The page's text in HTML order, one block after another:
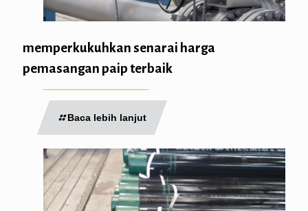
memperkukuhkan senarai harga
pemasangan paip terbaik
Baca lebih lanjut